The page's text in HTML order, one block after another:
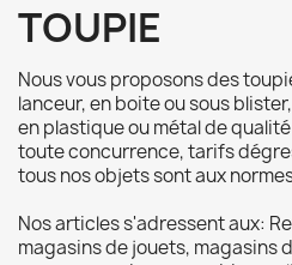
TOUPIE
Nous vous proposons des
lanceur, en boite ou sous
en plastique ou métal de
toute concurrence, tarifs
tous nos objets sont aux
Nos articles s'adressent aux:
magasins de jouets, magasins